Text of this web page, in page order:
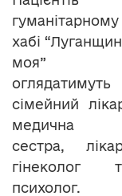
гуманітарному
хабі
моя”
оглядатимуть
сімейний
медична
сестра,
гінеколог
психолог.